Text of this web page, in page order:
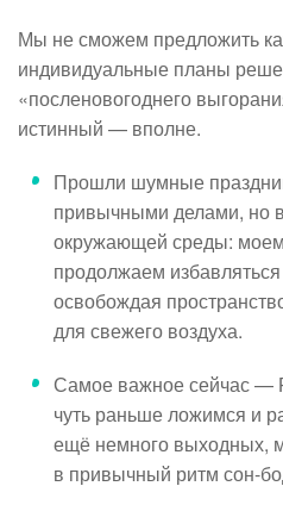
Мы не сможем предложить
индивидуальные планы
«посленовогоднего
истинный — вполне.
Прошли шумные
привычными делами, но
окружающей среды:
продолжаем
освобождая
для свежего воздуха.
Самое важное сейчас
чуть раньше ложимся и
ещё немного выходных,
в привычный ритм сон-